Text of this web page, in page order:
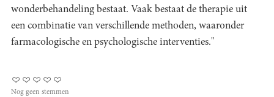
wonderbehandeling bestaat. Vaak bestaat de therapie uit
een combinatie van verschillende methoden, waaronder
farmacologische en psychologische interventies."
Nog geen stemmen